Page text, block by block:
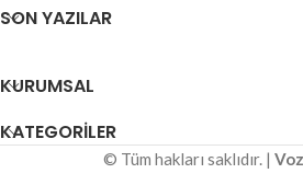
SON YAZILAR
KURUMSAL
KATEGORILER
© Tüm hakları saklıdır. |